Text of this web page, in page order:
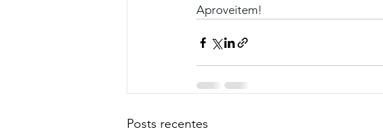
Aproveitem!
Posts recentes